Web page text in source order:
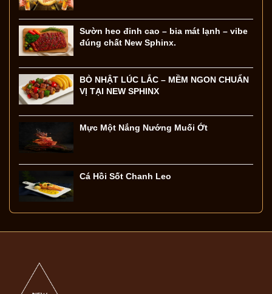
Sườn heo đỉnh cao – bia mát lạnh – vibe
đúng chất New Sphinx.
BÒ NHẬT LÚC LẮC – MỀM NGON CHUẨN
VỊ TẠI NEW SPHINX
Mực Một Nắng Nướng Muối Ớt
Cá Hồi Sốt Chanh Leo